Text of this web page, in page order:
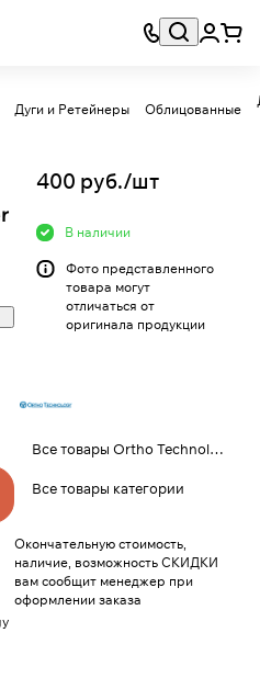
Дуги и Ретейнеры Облицованные
400 руб./шт
В наличии
Фото представленного
товара могут
отличаться от
оригинала продукции
Все товары Ortho Technology
Все товары категории
Окончательную стоимость,
наличие, возможность СКИДКИ
вам сообщит менеджер при
оформлении заказа